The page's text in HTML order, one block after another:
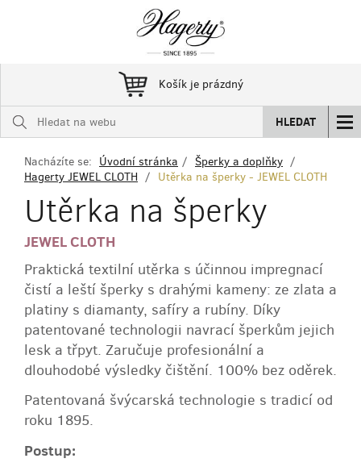
Košík je prázdný
HLEDAT
Nacházíte se: Úvodní stránka
Šperky a doplňky
Hagerty JEWEL CLOTH
Utěrka na šperky - JEWEL CLOTH
Utěrka na šperky
JEWEL CLOTH
Praktická textilní utěrka s účinnou impregnací
čistí a leští šperky s drahými kameny: ze zlata a
platiny s diamanty, safíry a rubíny. Díky
patentované technologii navrací šperkům jejich
lesk a třpyt. Zaručuje profesionální a
dlouhodobé výsledky čištění. 100% bez oděrek.
Patentovaná švýcarská technologie s tradicí od
roku 1895.
Postup: